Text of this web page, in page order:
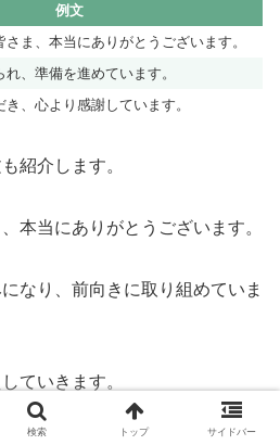
例文
さま、本当にありがとうございます。
、準備を進めています。
、心より感謝しています。
紹介します。
本当にありがとうございます。
なり、前向きに取り組めていま
ていきます。
検索 トップ サイドバー